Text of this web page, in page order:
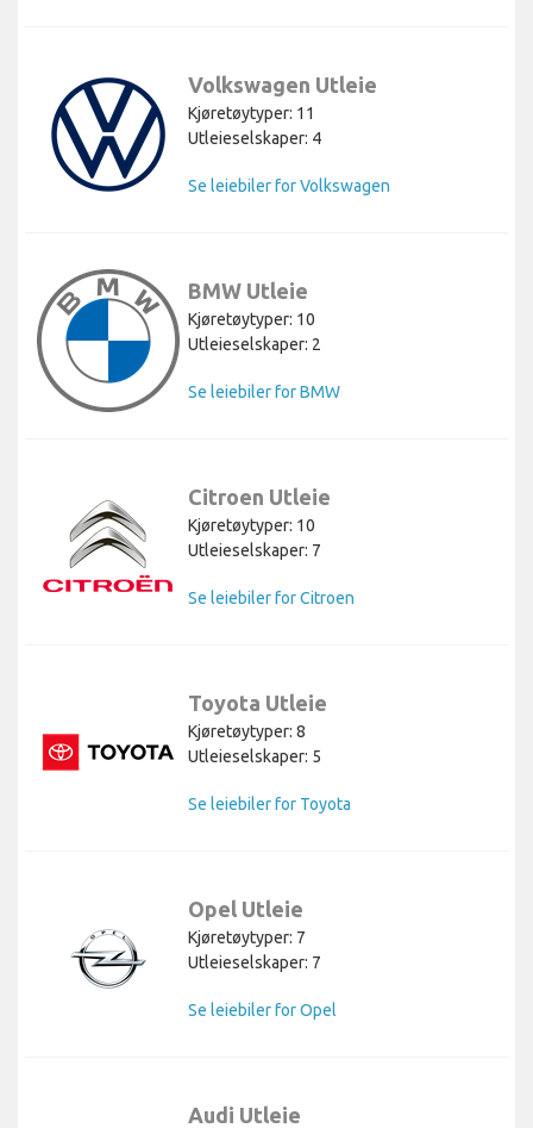
Volkswagen Utleie
Kjøretøytyper: 11
Utleieselskaper: 4
Se leiebiler for Volkswagen
BMW Utleie
Kjøretøytyper: 10
Utleieselskaper: 2
Se leiebiler for BMW
Citroen Utleie
Kjøretøytyper: 10
Utleieselskaper: 7
Se leiebiler for Citroen
Toyota Utleie
Kjøretøytyper: 8
Utleieselskaper: 5
Se leiebiler for Toyota
Opel Utleie
Kjøretøytyper: 7
Utleieselskaper: 7
Se leiebiler for Opel
Audi Utleie